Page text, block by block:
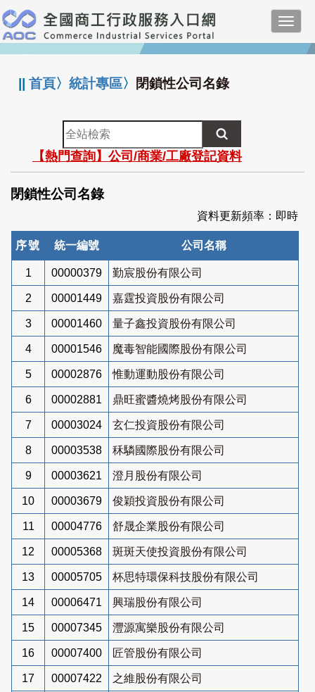
跳
到
主
要
:::
||首頁〉統計專區〉 閉鎖性公司名錄
全
站
檢
索
【熱門查詢】公司/商業/工廠登記資料
閉鎖性公司名錄
資料更新頻率：即時
序號 統一編號 公司名稱
1 00000379 勤宸股份有限公司
2 00001449 嘉霆投資股份有限公司
3 00001460 量子鑫投資股份有限公司
4 00001546 魔毒智能國際股份有限公司
5 00002876 惟動運動股份有限公司
6 00002881 鼎旺蜜醬燒烤股份有限公司
7 00003024 玄仁投資股份有限公司
8 00003538 秝驎國際股份有限公司
9 00003621 澄月股份有限公司
10 00003679 俊穎投資股份有限公司
11 00004776 舒晟企業股份有限公司
12 00005368 斑斑天使投資股份有限公司
13 00005705 杯思特環保科技股份有限公司
14 00006471 興瑞股份有限公司
15 00007345 灃源寓樂股份有限公司
16 00007400 匠管股份有限公司
17 00007422 之維股份有限公司